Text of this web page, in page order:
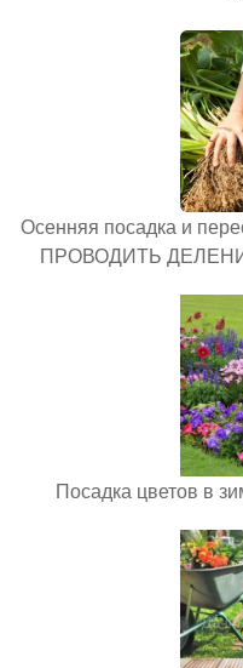
Осенняя посадка и
ПРОВОДИТЬ
Посадка цветов в